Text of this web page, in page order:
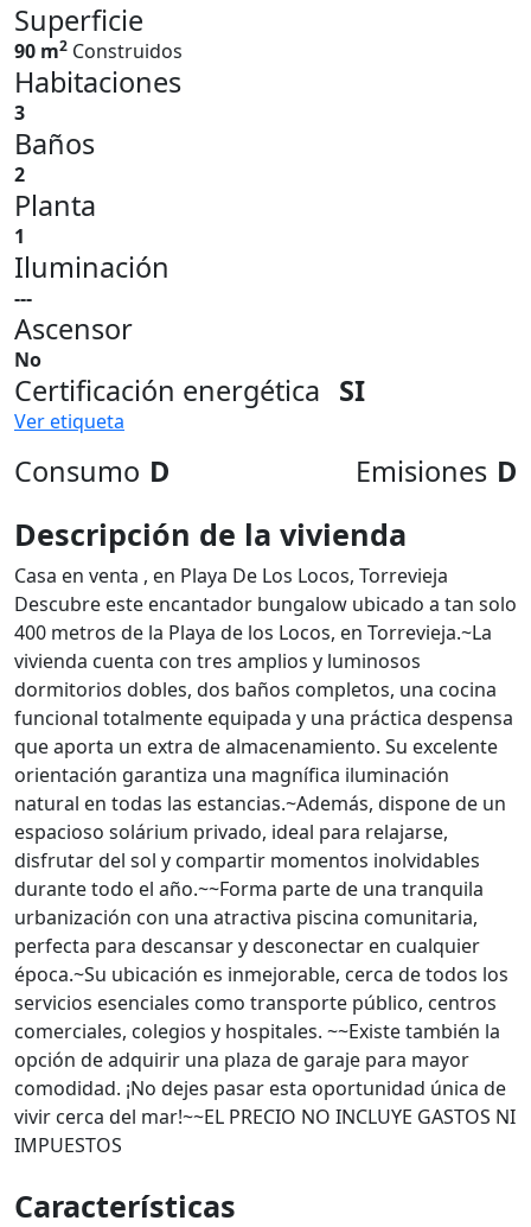
Superficie
90 m2 Construidos
Habitaciones
3
Baños
2
Planta
1
Iluminación
---
Ascensor
No
Certificación energética SI
Ver etiqueta
Consumo D Emisiones D
Descripción de la vivienda
Casa en venta , en Playa De Los Locos, Torrevieja
Descubre este encantador bungalow ubicado a tan solo
400 metros de la Playa de los Locos, en Torrevieja.~La
vivienda cuenta con tres amplios y luminosos
dormitorios dobles, dos baños completos, una cocina
funcional totalmente equipada y una práctica despensa
que aporta un extra de almacenamiento. Su excelente
orientación garantiza una magnífica iluminación
natural en todas las estancias.~Además, dispone de un
espacioso solárium privado, ideal para relajarse,
disfrutar del sol y compartir momentos inolvidables
durante todo el año.~~Forma parte de una tranquila
urbanización con una atractiva piscina comunitaria,
perfecta para descansar y desconectar en cualquier
época.~Su ubicación es inmejorable, cerca de todos los
servicios esenciales como transporte público, centros
comerciales, colegios y hospitales. ~~Existe también la
opción de adquirir una plaza de garaje para mayor
comodidad. ¡No dejes pasar esta oportunidad única de
vivir cerca del mar!~~EL PRECIO NO INCLUYE GASTOS NI
IMPUESTOS
Características